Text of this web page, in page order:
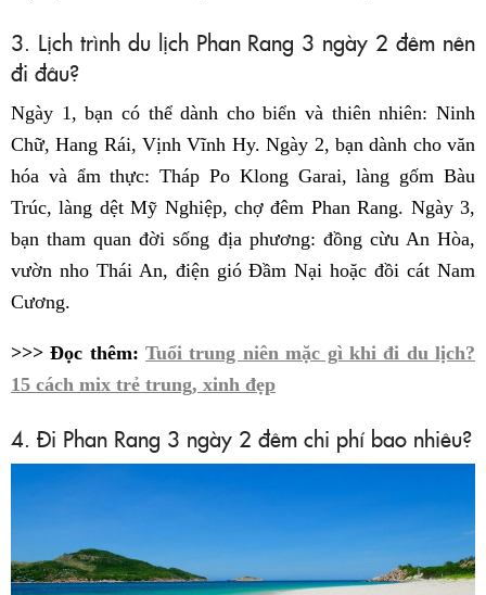
3. Lịch trình du lịch Phan Rang 3 ngày 2 đêm nên
đi đâu?
Ngày 1, bạn có thể dành cho biển và thiên nhiên: Ninh
Chữ, Hang Rái, Vịnh Vĩnh Hy. Ngày 2, bạn dành cho văn
hóa và ẩm thực: Tháp Po Klong Garai, làng gốm Bàu
Trúc, làng dệt Mỹ Nghiệp, chợ đêm Phan Rang. Ngày 3,
bạn tham quan đời sống địa phương: đồng cừu An Hòa,
vườn nho Thái An, điện gió Đầm Nại hoặc đồi cát Nam
Cương.
>>> Đọc thêm:Tuổi trung niên mặc gì khi đi du lịch?
15 cách mix trẻ trung, xinh đẹp
4. Đi Phan Rang 3 ngày 2 đêm chi phí bao nhiêu?